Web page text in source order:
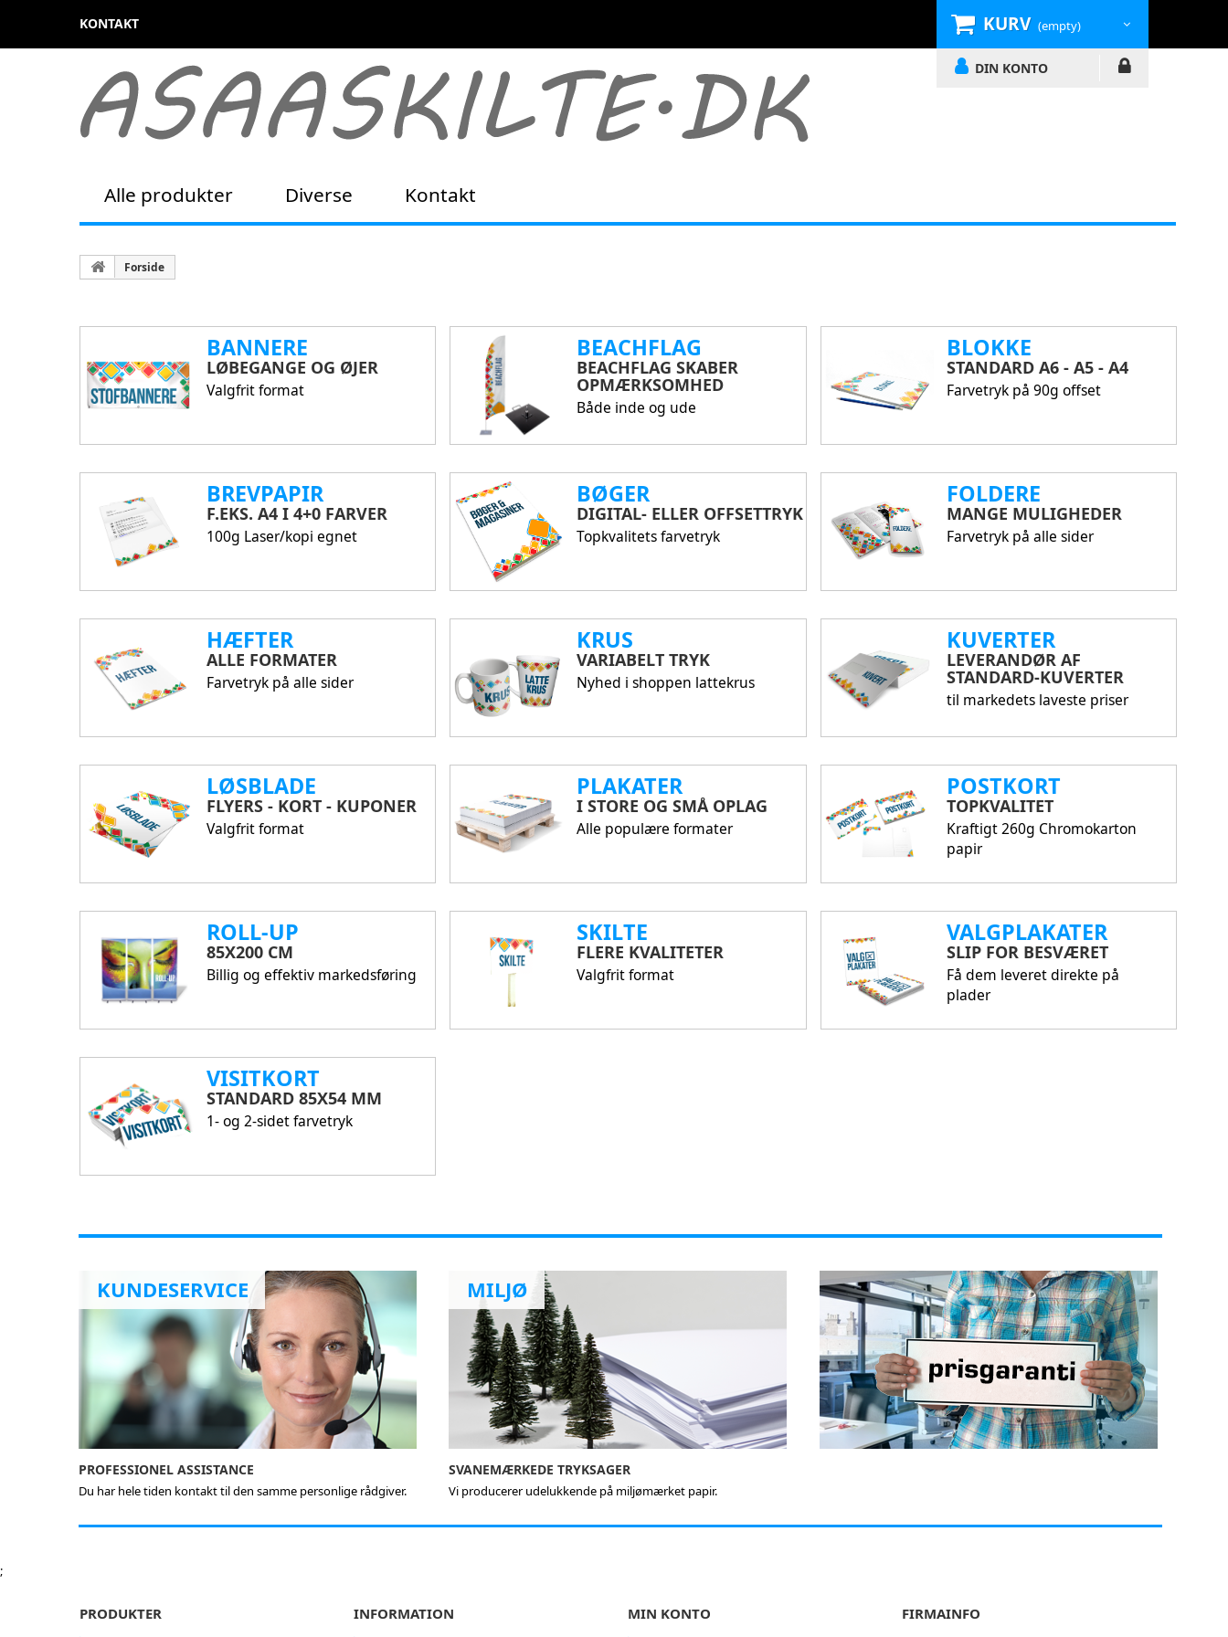
KURV (empty)
KONTAKT
DIN KONTO
Alle produkter Diverse Kontakt
Forside
BANNERE
LØBEGANGE OG ØJER
Valgfrit format
BEACHFLAG
BEACHFLAG SKABER
OPMÆRKSOMHED
Både inde og ude
BLOKKE
STANDARD A6 - A5 - A4
Farvetryk på 90g offset
BREVPAPIR
F.EKS. A4 I 4+0 FARVER
100g Laser/kopi egnet
BØGER
DIGITAL- ELLER OFFSETTRYK
Topkvalitets farvetryk
FOLDERE
MANGE MULIGHEDER
Farvetryk på alle sider
HÆFTER
ALLE FORMATER
Farvetryk på alle sider
KRUS
VARIABELT TRYK
Nyhed i shoppen lattekrus
KUVERTER
LEVERANDØR AF
STANDARD-KUVERTER
til markedets laveste priser
LØSBLADE
FLYERS - KORT - KUPONER
Valgfrit format
PLAKATER
I STORE OG SMÅ OPLAG
Alle populære formater
POSTKORT
TOPKVALITET
Kraftigt 260g Chromokarton
papir
ROLL-UP
85X200 CM
Billig og effektiv markedsføring
SKILTE
FLERE KVALITETER
Valgfrit format
VALGPLAKATER
SLIP FOR BESVÆRET
Få dem leveret direkte på
plader
VISITKORT
STANDARD 85X54 MM
1- og 2-sidet farvetryk
KUNDESERVICE
PROFESSIONEL ASSISTANCE
Du har hele tiden kontakt til den samme personlige rådgiver.
MILJØ
SVANEMÆRKEDE TRYKSAGER
Vi producerer udelukkende på miljømærket papir.
;
PRODUKTER INFORMATION MIN KONTO FIRMAINFO